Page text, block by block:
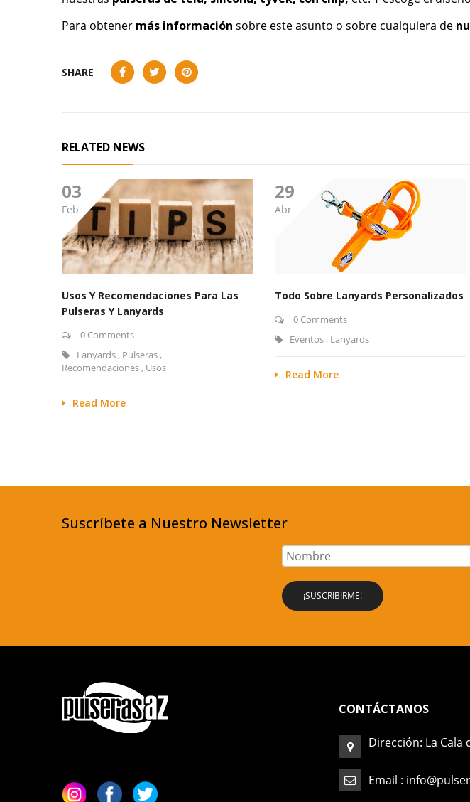
Para obtener más información sobre este asunto o sobre cualquiera de
SHARE
RELATED NEWS
03
Feb
Usos Y Recomendaciones Para Las
Pulseras Y Lanyards
0 Comments
Lanyards, Pulseras,
Recomendaciones, Usos
Read More
29
Abr
Todo Sobre Lanyards Personalizados
0 Comments
Eventos, Lanyards
Read More
Suscríbete a Nuestro Newsletter
CONTÁCTANOS
Dirección: La Cala
Email :